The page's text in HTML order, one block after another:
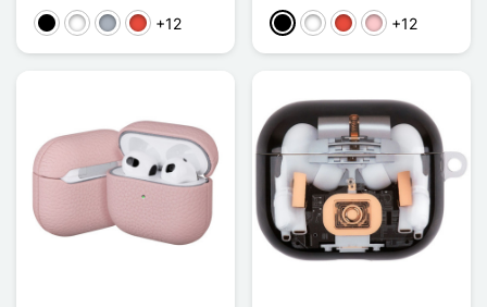
NegroBlanco
Gris Rojo+12 NegroBlancoRojoRosa+12